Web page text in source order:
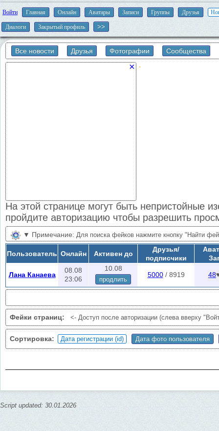
Войти Главная Онлайн Аватары Записи Группы Друзья
Диалоги Закрытый профиль
Все новости Друзья Фотографии Сообщества
×
На этой странице могут быть непристойные
пройдите авторизацию чтобы разрешить
▼ Примечание: Для поиска фейков нажмите кнопку "Найти
закрывая эту страницу (можно открыть другую вкладку пока идет
ошибки (проблемы с сервером, удаленные страницы и т.д.),
нажав на нее пойдет поиск по ошибкам. Повторная проверка
Внимание:Меню в стадии доработки, временно не
Пользователь Онлайн Активен до
Друзья/
подписчики
Лана Канаева
08.08
23:06
10.08
продлить
5000/ 8919 48
Фейки страниц: <- Доступ после авторизации (слева вверху
Сортировка:
Script updated: 30.01.2026